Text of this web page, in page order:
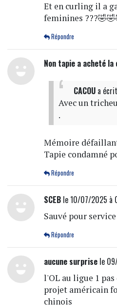
Et en curling il a
feminines
Répondre
Non tapie a acheté la
CACOUa écrit
Avec un
.
Mémoire
Tapie condamné
Répondre
SCEBle 10/07/2025 à
Sauvé pour
Répondre
aucune surprisele
l'OL au ligue 1
projet américain
chinois